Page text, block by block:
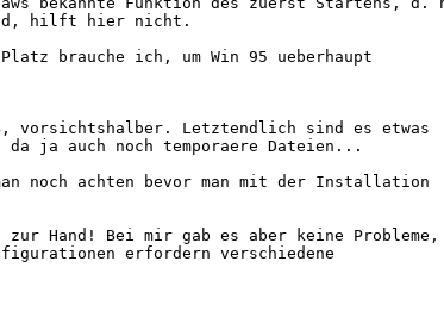
hilft hier nicht.
brauche ich, um Win 95 ueberhaupt
vorsichtshalber. Letztendlich sind es etwas
ja auch noch temporaere Dateien...
noch achten bevor man mit der Installation
zur Hand! Bei mir gab es aber keine Probleme,
erfordern verschiedene